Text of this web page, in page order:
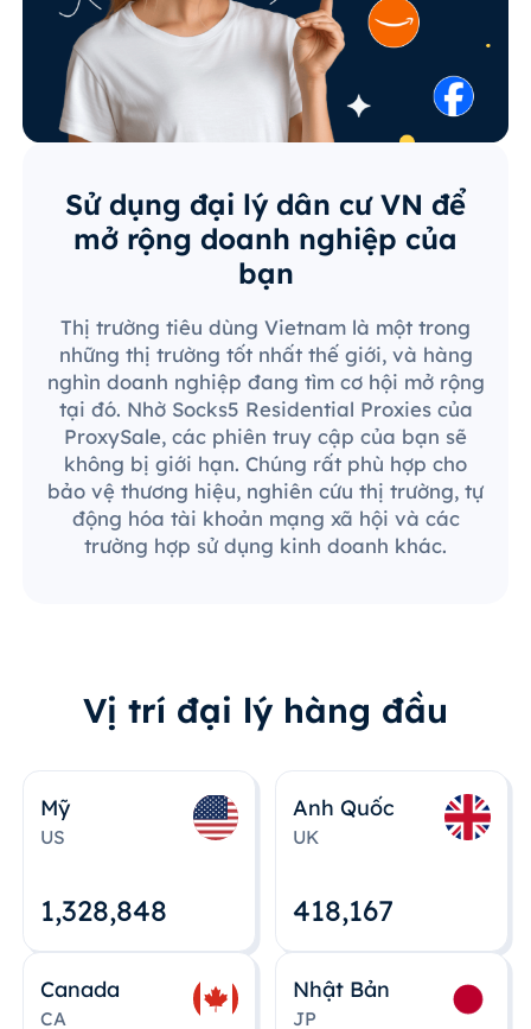
Sử dụng đại lý dân cư VN để
mở rộng doanh nghiệp của
bạn
Thị trường tiêu dùng Vietnam là một trong
những thị trường tốt nhất thế giới, và hàng
nghìn doanh nghiệp đang tìm cơ hội mở rộng
tại đó. Nhờ Socks5 Residential Proxies của
ProxySale, các phiên truy cập của bạn sẽ
không bị giới hạn. Chúng rất phù hợp cho
bảo vệ thương hiệu, nghiên cứu thị trường, tự
động hóa tài khoản mạng xã hội và các
trường hợp sử dụng kinh doanh khác.
Vị trí đại lý hàng đầu
Mỹ
US
1,328,848
Anh Quốc
UK
418,167
Canada
CA
Nhật Bản
JP